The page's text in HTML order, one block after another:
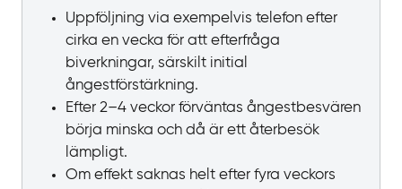
Uppföljning via exempelvis telefon efter
cirka en vecka för att efterfråga
biverkningar, särskilt initial
ångestförstärkning.
Efter 2–4 veckor förväntas ångestbesvären
börja minska och då är ett återbesök
lämpligt.
Om effekt saknas helt efter fyra veckors